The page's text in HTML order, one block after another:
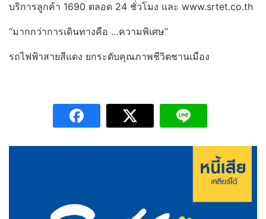
บริการลูกค้า 1690 ตลอด 24 ชั่วโมง และ www.srtet.co.th
“มากกว่าการเดินทางคือ …ความพิเศษ”
รถไฟฟ้าสายสีแดง ยกระดับคุณภาพชีวิตชานเมือง